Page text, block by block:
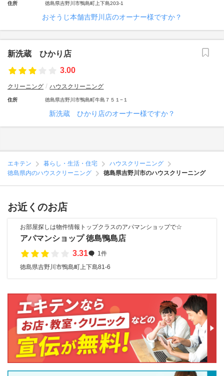
住所 徳島県吉野川市鴨島町上下島203-1
おそうじ本舗吉野川店のオーナー様ですか？
新洗蔵 ひかり店
3.00
クリーニング ハウスクリーニング
住所 徳島県吉野川市鴨島町牛島７５１−１
新洗蔵 ひかり店のオーナー様ですか？
エキテン 暮らし・生活・住宅
ハウスクリーニング
徳島県内のハウスクリーニング
徳島県吉野川市のハウスクリーニング
お近くのお店
お部屋探しは物件情報トップクラスのアパマンショップで☆
アパマンショップ 徳島鴨島店
3.31
1件
徳島県吉野川市鴨島町上下島81-6